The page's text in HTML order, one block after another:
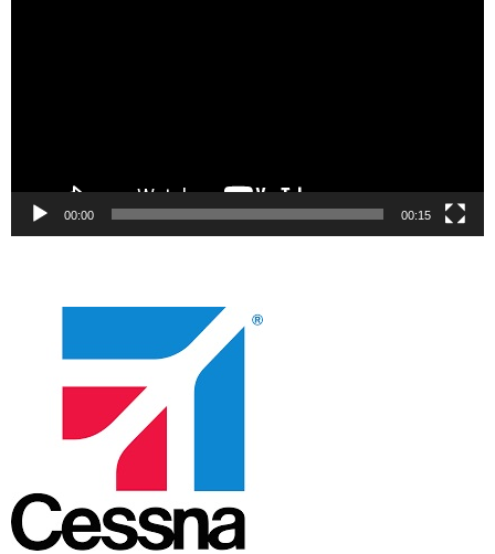
00:00 00:15